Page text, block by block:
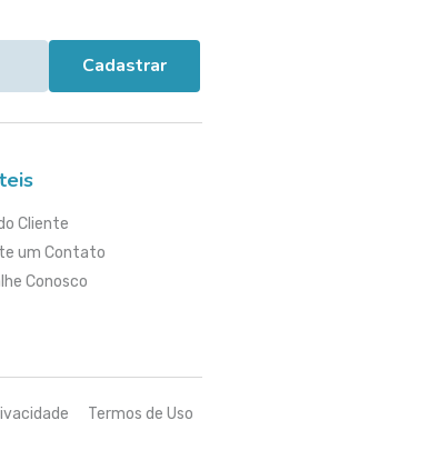
Cadastrar
Cliente
um Contato
Conosco
Termos de Uso